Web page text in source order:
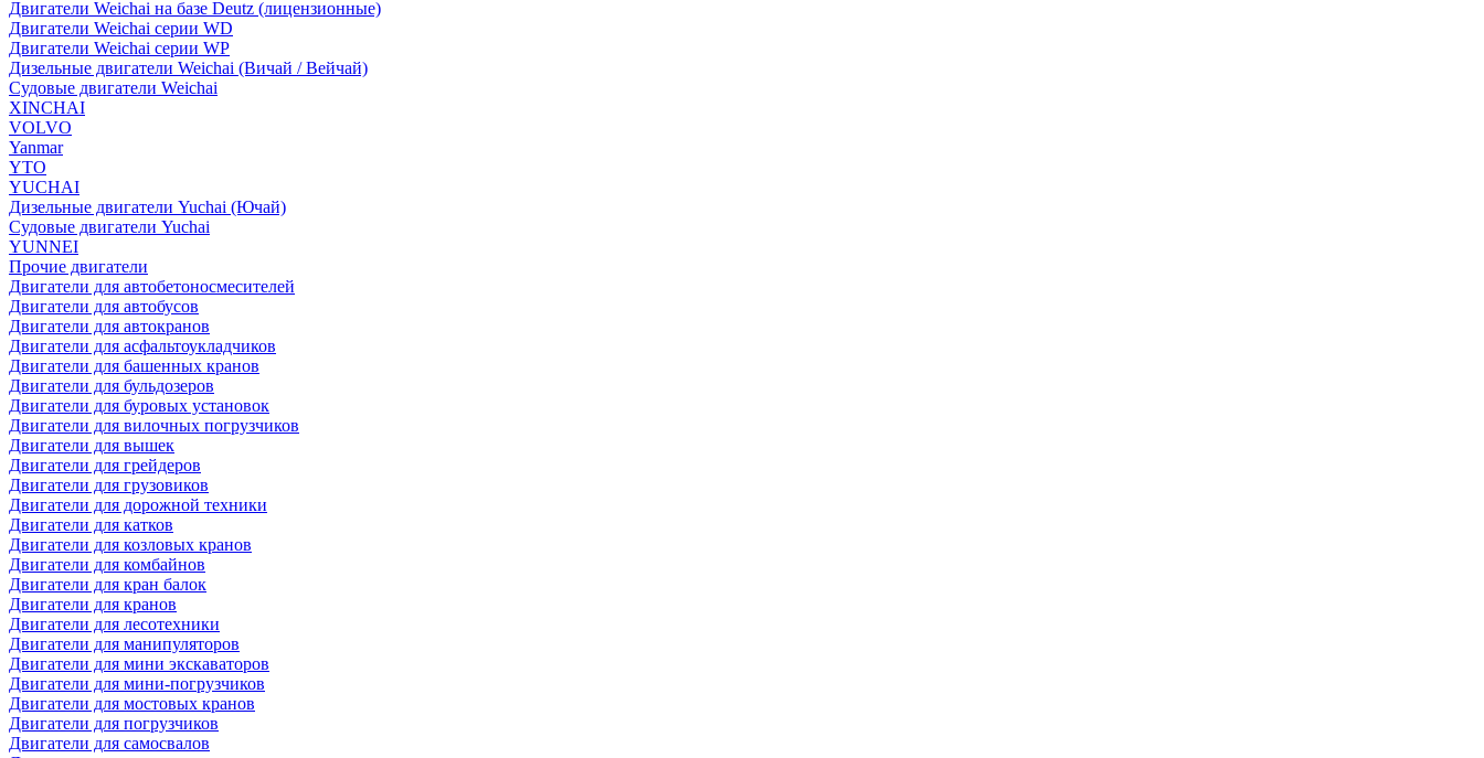
Двигатели Weichai на базе Deutz (лицензионные)
Двигатели Weichai серии WD
Двигатели Weichai серии WP
Дизельные двигатели Weichai (Вичай / Вейчай)
Судовые двигатели Weichai
XINCHAI
VOLVO
Yanmar
YTO
YUCHAI
Дизельные двигатели Yuchai (Ючай)
Судовые двигатели Yuchai
YUNNEI
Прочие двигатели
Двигатели для автобетоносмесителей
Двигатели для автобусов
Двигатели для автокранов
Двигатели для асфальтоукладчиков
Двигатели для башенных кранов
Двигатели для бульдозеров
Двигатели для буровых установок
Двигатели для вилочных погрузчиков
Двигатели для вышек
Двигатели для грейдеров
Двигатели для грузовиков
Двигатели для дорожной техники
Двигатели для катков
Двигатели для козловых кранов
Двигатели для комбайнов
Двигатели для кран балок
Двигатели для кранов
Двигатели для лесотехники
Двигатели для манипуляторов
Двигатели для мини экскаваторов
Двигатели для мини-погрузчиков
Двигатели для мостовых кранов
Двигатели для погрузчиков
Двигатели для самосвалов